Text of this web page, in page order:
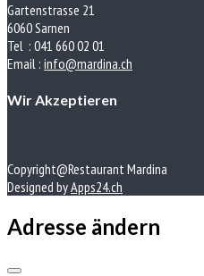
Gartenstrasse 21
6060 Sarnen
Tel : 041 660 02 01
Email : info@mardina.ch
Wir Akzeptieren
Copyright@Restaurant Mardina
Designed byApps24.ch
Adresse ändern